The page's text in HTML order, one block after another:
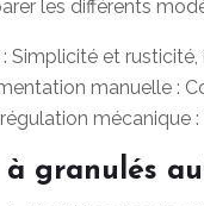
les différents
Simplicité et
manuelle :
mécanique
granulés